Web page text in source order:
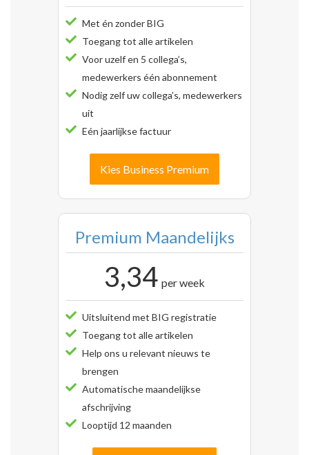
Met én zonder BIG
Toegang tot alle artikelen
Voor uzelf en 5 collega’s,
medewerkers één abonnement
Nodig zelf uw collega’s, medewerkers
uit
Eén jaarlijkse factuur
Kies Business Premium
Premium Maandelijks
3,34 per week
Uitsluitend met BIG registratie
Toegang tot alle artikelen
Help ons u relevant nieuws te
brengen
Automatische maandelijkse
afschrijving
Looptijd 12 maanden